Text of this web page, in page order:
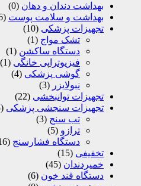
بهداشت دندان و دهان (0)
بهداشت و سلامت پوست (6)
تجهیزات پزشکی (10)
تشک مواج (1)
دستگاه ساکشن (1)
فیزیوتراپی خانگی (1)
گوشی پزشکی (4)
نبولایزر (3)
تجهیزات توانبخشی (22)
تجهیزات سنجشی پزشکی (25)
تب سنج (3)
ترازو (5)
دستگاه فشارسنج (16)
تخفیفی (15)
خمیردندان (45)
دستگاه قند خون (6)